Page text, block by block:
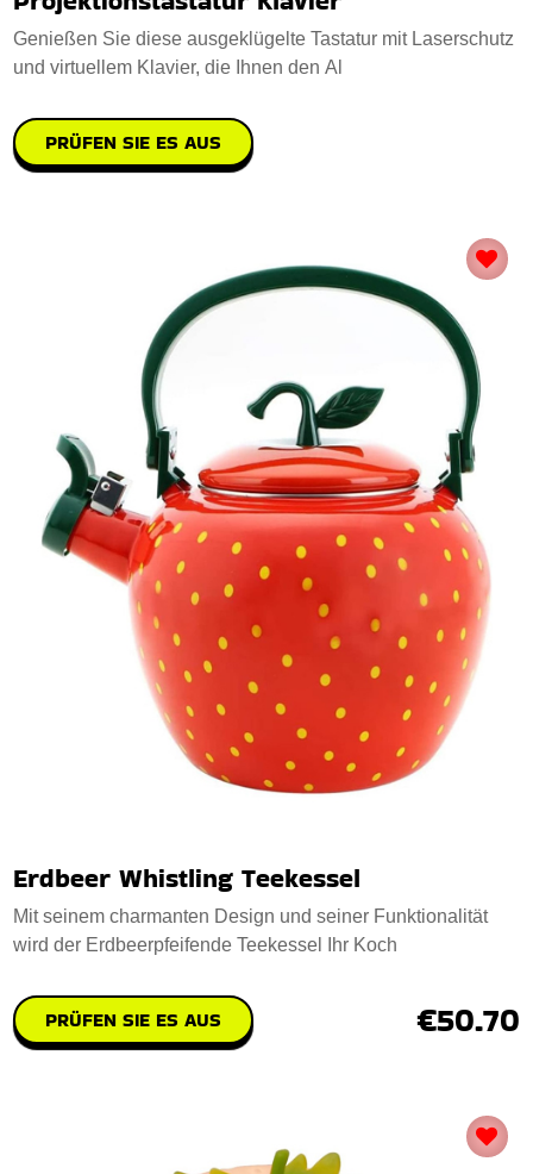
Genießen Sie diese ausgeklügelte Tastatur mit Laserschutz
und virtuellem Klavier, die Ihnen den Al
PRÜFEN SIE ES AUS
Erdbeer Whistling Teekessel
Mit seinem charmanten Design und seiner Funktionalität
wird der Erdbeerpfeifende Teekessel Ihr Koch
PRÜFEN SIE ES AUS €50.70